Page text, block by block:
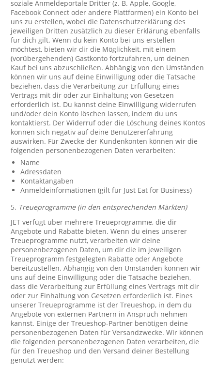
soziale Anmeldeportale Dritter (z. B. Apple, Google,
Facebook Connect oder andere Plattformen) ein Konto bei
uns zu erstellen, wobei die Datenschutzerklärung des
jeweiligen Dritten zusätzlich zu dieser Erklärung ebenfalls
für dich gilt. Wenn du kein Konto bei uns erstellen
möchtest, bieten wir dir die Möglichkeit, mit einem
(vorübergehenden) Gastkonto fortzufahren, um deinen
Kauf bei uns abzuschließen. Abhängig von den Umständen
können wir uns auf deine Einwilligung oder die Tatsache
beziehen, dass die Verarbeitung zur Erfüllung eines
Vertrags mit dir oder zur Einhaltung von Gesetzen
erforderlich ist. Du kannst deine Einwilligung widerrufen
und/oder dein Konto löschen lassen, indem du uns
kontaktierst. Der Widerruf oder die Löschung deines Kontos
können sich negativ auf deine Benutzererfahrung
auswirken. Für Zwecke der Kundenkonten können wir die
folgenden personenbezogenen Daten verarbeiten:
Name
Adressdaten
Kontaktangaben
Anmeldeinformationen (gilt für Just Eat for Business)
5. Treueprogramme (in den entsprechenden Märkten)
JET verfügt über mehrere Treueprogramme, die dir
Angebote und Rabatte bieten. Wenn du eines unserer
Treueprogramme nutzt, verarbeiten wir deine
personenbezogenen Daten, um dir die im jeweiligen
Treueprogramm festgelegten Rabatte oder Angebote
bereitzustellen. Abhängig von den Umständen können wir
uns auf deine Einwilligung oder die Tatsache beziehen,
dass die Verarbeitung zur Erfüllung eines Vertrags mit dir
oder zur Einhaltung von Gesetzen erforderlich ist. Eines
unserer Treueprogramme ist der Treueshop, in dem du
Angebote von externen Partnern in Anspruch nehmen
kannst. Einige der Treueshop-Partner benötigen deine
personenbezogenen Daten für Versandzwecke. Wir können
die folgenden personenbezogenen Daten verarbeiten, die
für den Treueshop und den Versand deiner Bestellung
genutzt werden: